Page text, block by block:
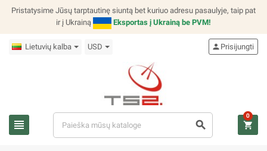
Pristatysime Jūsų tarptautinę siuntą bet kuriuo adresu pasaulyje, taip pat
ir į Ukrainą
Eksportas į Ukrainą be PVM!
Lietuvių kalba USD
view_headline search
person Prisijungti
shopping_cart
0